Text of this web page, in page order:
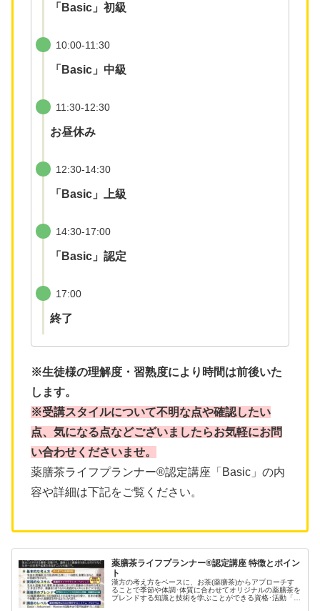
「Basic」初級
10:00-11:30
「Basic」中級
11:30-12:30
お昼休み
12:30-14:30
「Basic」上級
14:30-17:00
「Basic」認定
17:00
終了
※生徒様の理解度・習熟度により時間は前後いた
します。
※受講スタイルについて不明な点や確認したい
点、気になる点などございましたらお気軽にお問
い合わせくださいませ。
薬膳茶ライフプランナー®認定講座「Basic」の内
容や詳細は下記をご覧ください。
薬膳茶ライフプランナー®認定講座 特徴とポイン
ト
漢方の考え方をベースに、お茶(薬膳茶)からアプローチす
ることで季節や体調･体質に合わせてオリジナルの薬膳茶を
ブレンドする知識と技術を学ぶことができる資格･活動「薬